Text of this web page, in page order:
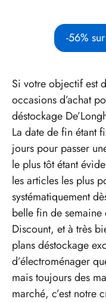
-56%
Si votre objectif est
occasions d’achat
déstockage
La date de fin étant
jours pour passer
le plus tôt étant
les articles les plus
systématiquement
belle fin de semaine
Discount, et à très
plans déstockage
d’électroménager
mais toujours des
marché, c’est notre